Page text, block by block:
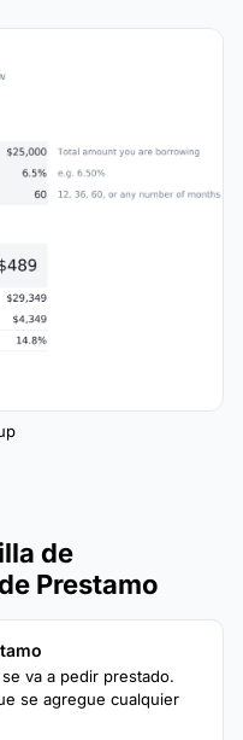
de
Prestamo
va a pedir prestado.
se agregue cualquier